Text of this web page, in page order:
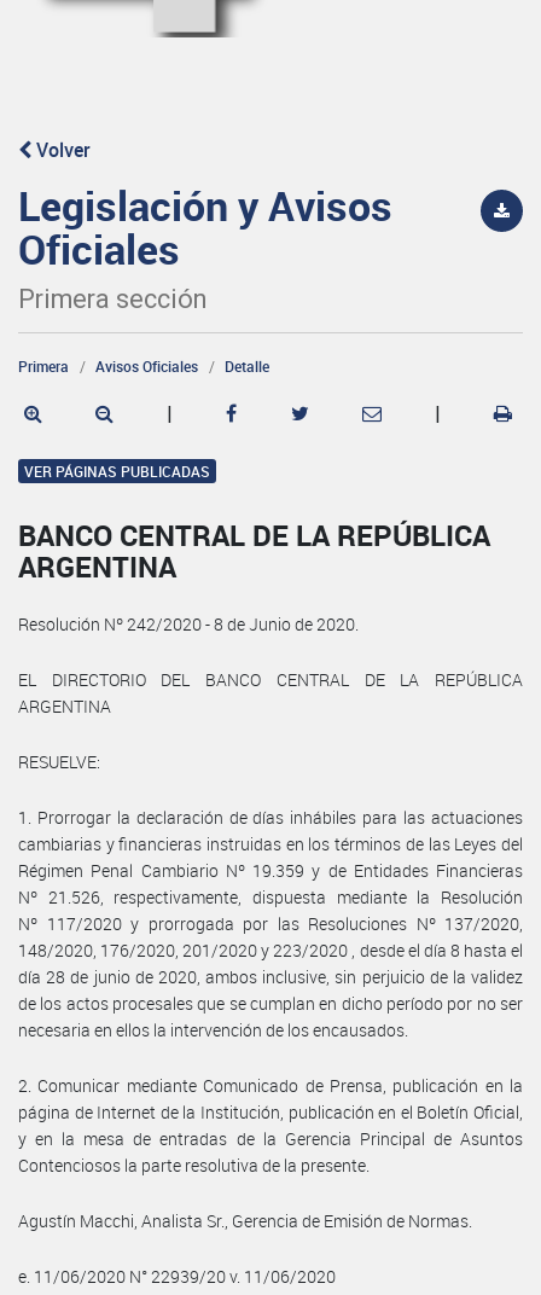
Volver
Legislación y Avisos
Oficiales
Primera sección
Primera Avisos Oficiales Detalle
| |
VER PÁGINAS PUBLICADAS
BANCO CENTRAL DE LA REPÚBLICA
ARGENTINA
Resolución Nº 242/2020 - 8 de Junio de 2020.
EL DIRECTORIO DEL BANCO CENTRAL DE LA REPÚBLICA
ARGENTINA
RESUELVE:
1. Prorrogar la declaración de días inhábiles para las actuaciones
cambiarias y financieras instruidas en los términos de las Leyes del
Régimen Penal Cambiario Nº 19.359 y de Entidades Financieras
Nº 21.526, respectivamente, dispuesta mediante la Resolución
Nº 117/2020 y prorrogada por las Resoluciones Nº 137/2020,
148/2020, 176/2020, 201/2020 y 223/2020 , desde el día 8 hasta el
día 28 de junio de 2020, ambos inclusive, sin perjuicio de la validez
de los actos procesales que se cumplan en dicho período por no ser
necesaria en ellos la intervención de los encausados.
2. Comunicar mediante Comunicado de Prensa, publicación en la
página de Internet de la Institución, publicación en el Boletín Oficial,
y en la mesa de entradas de la Gerencia Principal de Asuntos
Contenciosos la parte resolutiva de la presente.
Agustín Macchi, Analista Sr., Gerencia de Emisión de Normas.
e. 11/06/2020 N° 22939/20 v. 11/06/2020